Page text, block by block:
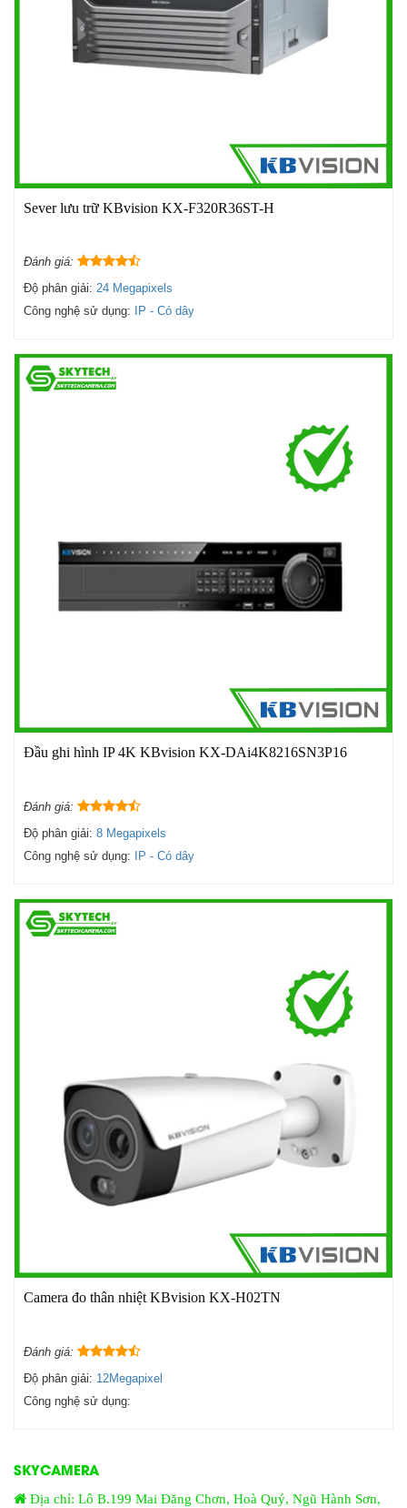
Sever lưu trữ KBvision KX-F320R36ST-H
Đánh giá:
Độ phân giải: 24 Megapixels
Công nghệ sử dụng:
IP - Có dây
Đầu ghi hình IP 4K KBvision KX-DAi4K8216SN3P16
Đánh giá:
Độ phân giải: 8 Megapixels
Công nghệ sử dụng:
IP - Có dây
Camera đo thân nhiệt KBvision KX-H02TN
Đánh giá:
Độ phân giải: 12Megapixel
Công nghệ sử dụng:
SKYCAMERA
Địa chỉ: Lô B.199 Mai Đăng Chơn, Hoà Quý, Ngũ Hành Sơn,